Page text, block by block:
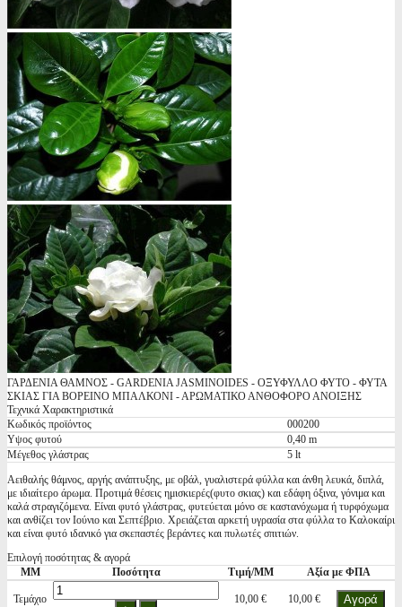
ΓΑΡΔΕΝΙΑ ΘΑΜΝΟΣ - GARDENIA JASMINOIDES - ΟΞΥΦΥΛΛΟ ΦΥΤΟ - ΦΥΤΑ
ΣΚΙΑΣ ΓΙΑ ΒΟΡΕΙΝΟ ΜΠΑΛΚΟΝΙ - ΑΡΩΜΑΤΙΚΟ ΑΝΘΟΦΟΡΟ ΑΝΟΙΞΗΣ
Τεχνικά Χαρακτηριστικά
Κωδικός προϊόντος
000200
Υψος φυτού
0,40 m
Μέγεθος γλάστρας
5 lt
Αειθαλής θάμνος, αργής ανάπτυξης, με οβάλ, γυαλιστερά φύλλα και άνθη λευκά, διπλά,
με ιδιαίτερο άρωμα. Προτιμά θέσεις ημισκιερές(φυτο σκιας) και εδάφη όξινα, γόνιμα και
καλά στραγιζόμενα. Είναι φυτό γλάστρας, φυτεύεται μόνο σε καστανόχωμα ή τυρφόχωμα
και ανθίζει τον Ιούνιο και Σεπτέβριο. Χρειάζεται αρκετή υγρασία στα φύλλα το Καλοκαίρι
και είναι φυτό ιδανικό για σκεπαστές βεράντες και πυλωτές σπιτιών.
Επιλογή ποσότητας & αγορά
ΜΜ
Ποσότητα Τιμή/ΜΜ Αξία με ΦΠΑ
Τεμάχιο 10,00 € 10,00 €